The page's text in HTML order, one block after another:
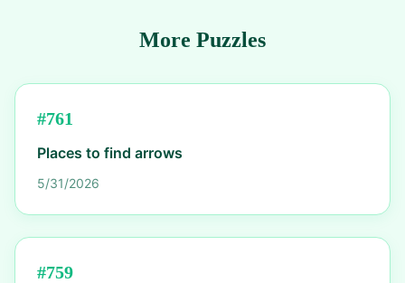
More Puzzles
#761
Places to find arrows
5/31/2026
#759